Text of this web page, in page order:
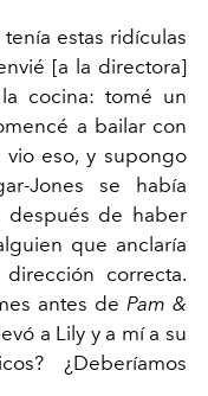
tenía estas ridículas
[a la directora]
cocina: tomé un
a bailar con
vio eso, y supongo
Jones se había
después de haber
que anclaría
correcta.
antes de Pam &
a Lily y a mí a su
¿Deberíamos